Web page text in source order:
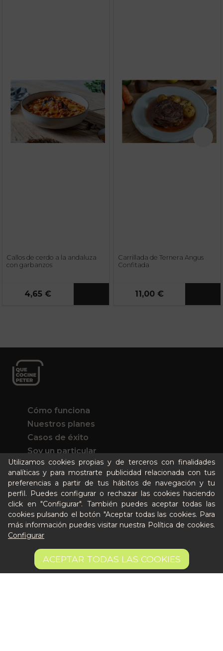
4,80 € AÑADIR A LA CESTA
Callos de cerdo a la andaluza
con garbanzos
4,65 €
Carrillada de Ternera Angus
Confitada
11,00 €
Utilizamos cookies propias y de terceros con finalidades
analíticas y para mostrarte publicidad relacionada con tus
preferencias a partir de tus hábitos de navegación y tu
perfil. Puedes configurar o rechazar las cookies haciendo
click en "Configurar". También puedes aceptar todas las
cookies pulsando el botón "Aceptar todas las cookies. Para
más información puedes visitar nuestra Política de cookies.
Configurar
ACEPTAR TODAS LAS COOKIES
Cómo funciona
Nuestros planes
Casos de éxito
Soy un particular
Quién es Peter
Recursos / Blog
Cultura
Llámanos al 644 52 51 02
Escríbenos al Whatsapp
Escríbenos al correo
De lunes a viernes de 8:30 a 14:00